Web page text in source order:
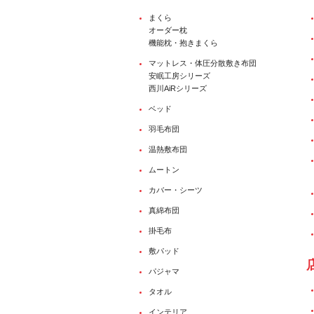
まくら
オーダー枕
機能枕・抱きまくら
マットレス・体圧分散敷き布団
安眠工房シリーズ
西川AiRシリーズ
ベッド
羽毛布団
温熱敷布団
ムートン
カバー・シーツ
真綿布団
掛毛布
敷パッド
パジャマ
タオル
インテリア